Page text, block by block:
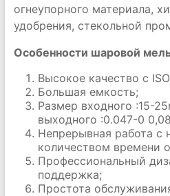
огнеупорного материала,
удобрения, стекольной
Особенности шаровой
Высокое качество с
Большая емкость;
Размер входного :15-
выходного :0.047-0
Непрерывная работа с
количеством времени
Профессиональный
поддержка;
Простота